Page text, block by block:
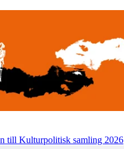
till Kulturpolitisk samling 2026